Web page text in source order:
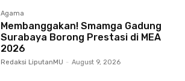
Agama
Membanggakan! Smamga Gadung
Surabaya Borong Prestasi di MEA
2026
Redaksi LiputanMU - August 9, 2026